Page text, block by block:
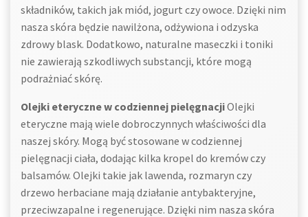
składników, takich jak miód, jogurt czy owoce. Dzięki nim
nasza skóra będzie nawilżona, odżywiona i odzyska
zdrowy blask. Dodatkowo, naturalne maseczki i toniki
nie zawierają szkodliwych substancji, które mogą
podrażniać skórę.
Olejki eteryczne w codziennej pielęgnacjiOlejki
eteryczne mają wiele dobroczynnych właściwości dla
naszej skóry. Mogą być stosowane w codziennej
pielęgnacji ciała, dodając kilka kropel do kremów czy
balsamów. Olejki takie jak lawenda, rozmaryn czy
drzewo herbaciane mają działanie antybakteryjne,
przeciwzapalne i regenerujące. Dzięki nim nasza skóra